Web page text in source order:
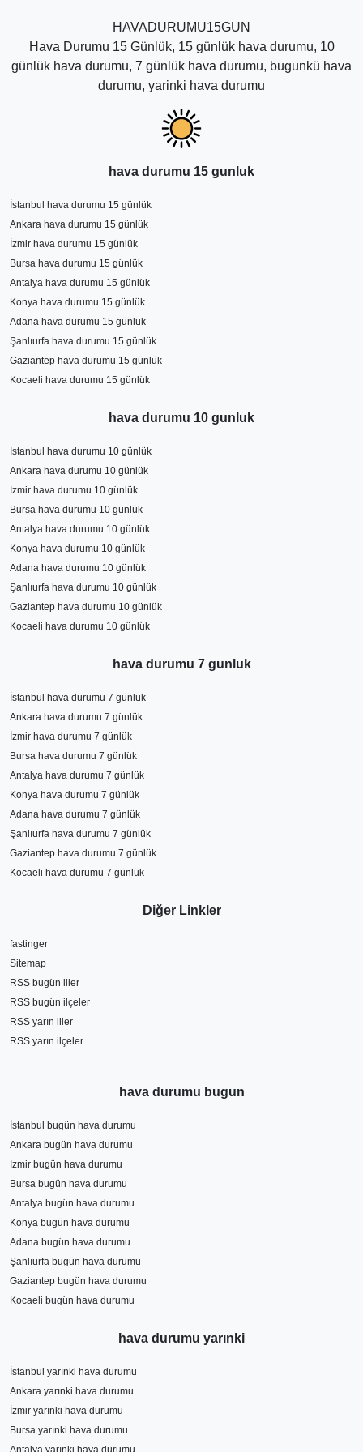
olduğunu belirtmek daha doğru olur. Diğer uzun süreli
hava tahminleri sık sık değişerek yaklaşan günlerde
kesinleşmektedir.
HAVADURUMU15GUN
Hava Durumu 15 Günlük, 15 günlük hava durumu, 10
günlük hava durumu, 7 günlük hava durumu, bugunkü hava
durumu, yarinki hava durumu
hava durumu 15 gunluk
İstanbul hava durumu 15 günlük
Ankara hava durumu 15 günlük
İzmir hava durumu 15 günlük
Bursa hava durumu 15 günlük
Antalya hava durumu 15 günlük
Konya hava durumu 15 günlük
Adana hava durumu 15 günlük
Şanlıurfa hava durumu 15 günlük
Gaziantep hava durumu 15 günlük
Kocaeli hava durumu 15 günlük
hava durumu 10 gunluk
İstanbul hava durumu 10 günlük
Ankara hava durumu 10 günlük
İzmir hava durumu 10 günlük
Bursa hava durumu 10 günlük
Antalya hava durumu 10 günlük
Konya hava durumu 10 günlük
Adana hava durumu 10 günlük
Şanlıurfa hava durumu 10 günlük
Gaziantep hava durumu 10 günlük
Kocaeli hava durumu 10 günlük
hava durumu 7 gunluk
İstanbul hava durumu 7 günlük
Ankara hava durumu 7 günlük
İzmir hava durumu 7 günlük
Bursa hava durumu 7 günlük
Antalya hava durumu 7 günlük
Konya hava durumu 7 günlük
Adana hava durumu 7 günlük
Şanlıurfa hava durumu 7 günlük
Gaziantep hava durumu 7 günlük
Kocaeli hava durumu 7 günlük
Diğer Linkler
fastinger
Sitemap
RSS bugün iller
RSS bugün ilçeler
RSS yarın iller
RSS yarın ilçeler
hava durumu bugun
İstanbul bugün hava durumu
Ankara bugün hava durumu
İzmir bugün hava durumu
Bursa bugün hava durumu
Antalya bugün hava durumu
Konya bugün hava durumu
Adana bugün hava durumu
Şanlıurfa bugün hava durumu
Gaziantep bugün hava durumu
Kocaeli bugün hava durumu
hava durumu yarınki
İstanbul yarınki hava durumu
Ankara yarınki hava durumu
İzmir yarınki hava durumu
Bursa yarınki hava durumu
Antalya yarınki hava durumu